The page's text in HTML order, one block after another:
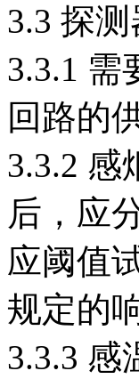
3.3 探
3.3.1 需
回路的
3.3.2 感
后，应
应阈值
规定的
3.3.3 感